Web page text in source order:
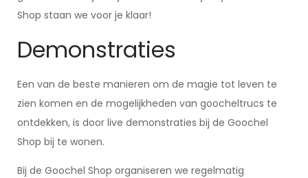
Shop staan we voor je klaar!
Demonstraties
Een van de beste manieren om de magie tot leven te
zien komen en de mogelijkheden van goocheltrucs te
ontdekken, is door live demonstraties bij de Goochel
Shop bij te wonen.
Bij de Goochel Shop organiseren we regelmatig